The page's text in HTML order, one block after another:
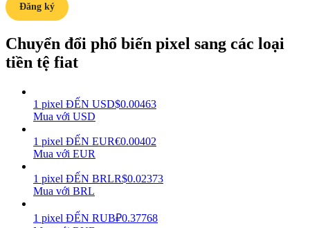
Power Piggy
Đăng ký
Chuyển đổi phổ biến pixel sang các loại
tiền tệ fiat
1 pixel ĐẾN USD$0.00463
Mua với USD
1 pixel ĐẾN EUR€0.00402
Mua với EUR
1 pixel ĐẾN BRLR$0.02373
Mua với BRL
1 pixel ĐẾN RUB₽0.37768